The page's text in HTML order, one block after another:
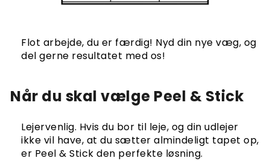
Flot arbejde, du er færdig! Nyd din nye væg, og
del gerne resultatet med os!
Når du skal vælge Peel & Stick
Lejervenlig. Hvis du bor til leje, og din udlejer
ikke vil have, at du sætter almindeligt tapet op,
er Peel & Stick den perfekte løsning.